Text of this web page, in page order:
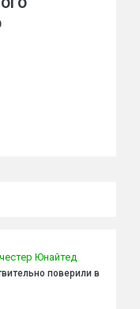
Юнайтед
поверили в